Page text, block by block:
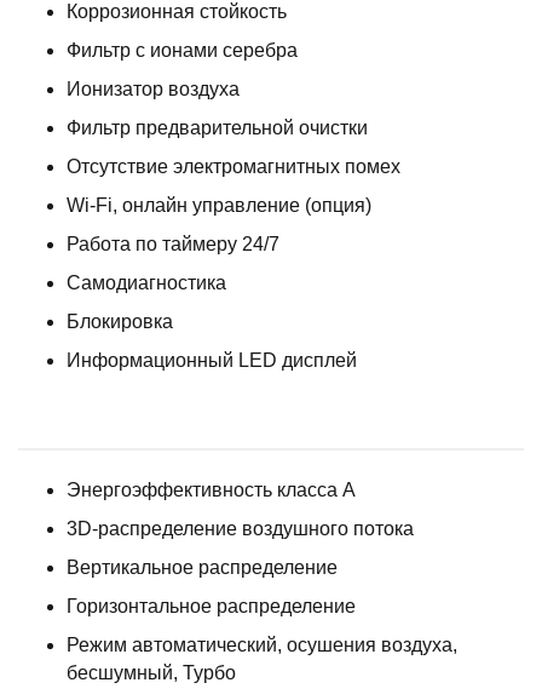
Коррозионная стойкость
Фильтр с ионами серебра
Ионизатор воздуха
Фильтр предварительной очистки
Отсутствие электромагнитных помех
Wi-Fi, онлайн управление (опция)
Работа по таймеру 24/7
Самодиагностика
Блокировка
Информационный LED дисплей
Энергоэффективность класса А
3D-распределение воздушного потока
Вертикальное распределение
Горизонтальное распределение
Режим автоматический, осушения воздуха,
бесшумный, Турбо